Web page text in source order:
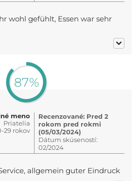
wohl gefühlt, Essen war sehr
87%
meno
Priatelia
29 rokov
Recenzované: Pred 2
rokom pred rokmi
(05/03/2024)
Dátum skúseností:
02/2024
allgemein guter Eindruck